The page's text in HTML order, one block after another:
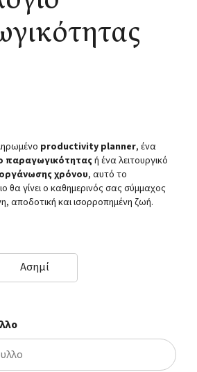
productivity planner, ένα
παραγωγικότηταςή ένα λειτουργικό
χρόνου, αυτό το
θα γίνει ο καθημερινός σας σύμμαχος
αποδοτική και ισορροπημένη ζωή.
Ασημί